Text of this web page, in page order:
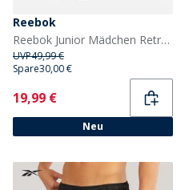
Reebok
Reebok Junior Mädchen Retro Mega Turnschuhe Dusty Rose/Weiß/Gum
UVP49,99 €
Spare30,00 €
Current
19,99 €
Neu